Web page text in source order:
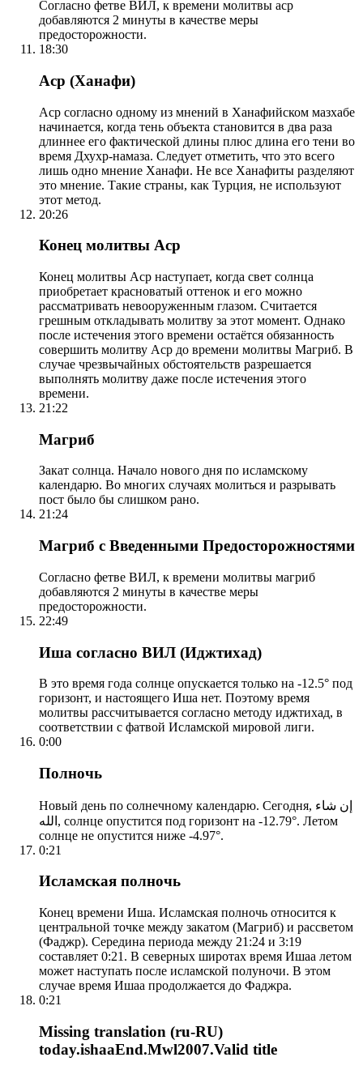
Согласно фетве ВИЛ, к времени молитвы аср
добавляются 2 минуты в качестве меры
предосторожности.
18:30
Аср (Ханафи)
Аср согласно одному из мнений в Ханафийском мазхабе
начинается, когда тень объекта становится в два раза
длиннее его фактической длины плюс длина его тени во
время Дхухр-намаза. Следует отметить, что это всего
лишь одно мнение Ханафи. Не все Ханафиты разделяют
это мнение. Такие страны, как Турция, не используют
этот метод.
20:26
Конец молитвы Аср
Конец молитвы Аср наступает, когда свет солнца
приобретает красноватый оттенок и его можно
рассматривать невооруженным глазом. Считается
грешным откладывать молитву за этот момент. Однако
после истечения этого времени остаётся обязанность
совершить молитву Аср до времени молитвы Магриб. В
случае чрезвычайных обстоятельств разрешается
выполнять молитву даже после истечения этого
времени.
21:22
Магриб
Закат солнца. Начало нового дня по исламскому
календарю. Во многих случаях молиться и разрывать
пост было бы слишком рано.
21:24
Магриб с Введенными Предосторожностями
Согласно фетве ВИЛ, к времени молитвы магриб
добавляются 2 минуты в качестве меры
предосторожности.
22:49
Иша согласно ВИЛ (Иджтихад)
В это время года солнце опускается только на -12.5° под
горизонт, и настоящего Иша нет. Поэтому время
молитвы рассчитывается согласно методу иджтихад, в
соответствии с фатвой Исламской мировой лиги.
0:00
Полночь
Новый день по солнечному календарю. Сегодня, إن شاء
الله, солнце опустится под горизонт на -12.79°. Летом
солнце не опустится ниже -4.97°.
0:21
Исламская полночь
Конец времени Иша. Исламская полночь относится к
центральной точке между закатом (Магриб) и рассветом
(Фаджр). Середина периода между 21:24 и 3:19
составляет 0:21. В северных широтах время Ишаа летом
может наступать после исламской полуночи. В этом
случае время Ишаа продолжается до Фаджра.
0:21
Missing translation (ru-RU)
today.ishaaEnd.Mwl2007.Valid title